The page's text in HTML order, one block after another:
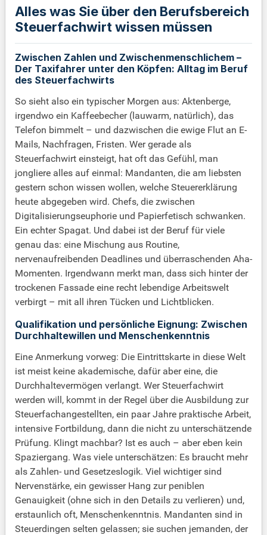
Alles was Sie über den Berufsbereich
Steuerfachwirt wissen müssen
Zwischen Zahlen und Zwischenmenschlichem –
Der Taxifahrer unter den Köpfen: Alltag im Beruf
des Steuerfachwirts
So sieht also ein typischer Morgen aus: Aktenberge,
irgendwo ein Kaffeebecher (lauwarm, natürlich), das
Telefon bimmelt – und dazwischen die ewige Flut an E-
Mails, Nachfragen, Fristen. Wer gerade als
Steuerfachwirt einsteigt, hat oft das Gefühl, man
jongliere alles auf einmal: Mandanten, die am liebsten
gestern schon wissen wollen, welche Steuererklärung
heute abgegeben wird. Chefs, die zwischen
Digitalisierungseuphorie und Papierfetisch schwanken.
Ein echter Spagat. Und dabei ist der Beruf für viele
genau das: eine Mischung aus Routine,
nervenaufreibenden Deadlines und überraschenden Aha-
Momenten. Irgendwann merkt man, dass sich hinter der
trockenen Fassade eine recht lebendige Arbeitswelt
verbirgt – mit all ihren Tücken und Lichtblicken.
Qualifikation und persönliche Eignung: Zwischen
Durchhaltewillen und Menschenkenntnis
Eine Anmerkung vorweg: Die Eintrittskarte in diese Welt
ist meist keine akademische, dafür aber eine, die
Durchhaltevermögen verlangt. Wer Steuerfachwirt
werden will, kommt in der Regel über die Ausbildung zur
Steuerfachangestellten, ein paar Jahre praktische Arbeit,
intensive Fortbildung, dann die nicht zu unterschätzende
Prüfung. Klingt machbar? Ist es auch – aber eben kein
Spaziergang. Was viele unterschätzen: Es braucht mehr
als Zahlen- und Gesetzeslogik. Viel wichtiger sind
Nervenstärke, ein gewisser Hang zur peniblen
Genauigkeit (ohne sich in den Details zu verlieren) und,
erstaunlich oft, Menschenkenntnis. Mandanten sind in
Steuerdingen selten gelassen; sie suchen jemanden, der